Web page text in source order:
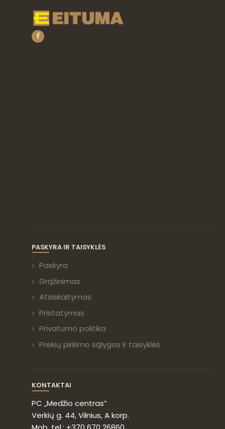
PASKYRA IR TAISYKLĖS
Paskyra
Grąžinimas
Atsiskaitymas
Pristatymas
Privatumo politika
Prekių pirkimo sąlygos ir taisyklės
KONTAKTAI
PC „Medžio centras”
Verkių g. 44, Vilnius, A korp.